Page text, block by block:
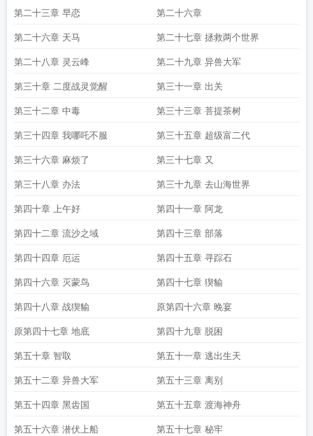
第二十三章 早恋 第二十六章
第二十六章 天马 第二十七章 拯救两个世界
第二十八章 灵云峰 第二十九章 异兽大军
第三十章 二度战灵觉醒 第三十一章 出关
第三十二章 中毒 第三十三章 菩提茶树
第三十四章 我哪吒不服 第三十五章 超级富二代
第三十六章 麻烦了 第三十七章 又
第三十八章 办法 第三十九章 去山海世界
第四十章 上午好 第四十一章 阿龙
第四十二章 流沙之域 第四十三章 部落
第四十四章 厄运 第四十五章 寻踪石
第四十六章 灭蒙鸟 第四十七章 猰貐
第四十八章 战猰貐 原第四十六章 晚宴
原第四十七章 地底 第四十九章 脱困
第五十章 智取 第五十一章 逃出生天
第五十二章 异兽大军 第五十三章 离别
第五十四章 黑齿国 第五十五章 渡海神舟
第五十六章 潜伏上船 第五十七章 秘牢